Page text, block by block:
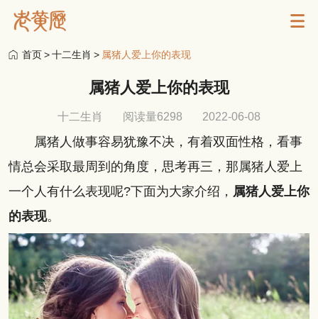
首页>十二生肖 > 属猪人爱上你的表现
属猪人爱上你的表现
十二生肖 阅读量6298 2022-06-08
属猪人做事容易犹豫不决，有着双面性格，看事
情总会采取最周到的角度，思考再三，那属猪人爱上
一个人有什么表现呢?下面为大家介绍， 属猪人爱上你
的表现。